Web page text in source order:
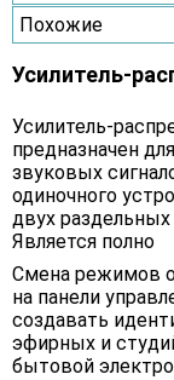
Похожие
Усилитель-
Усилитель-
предназначен
звуковых
одиночного
двух раздельных
Является полно
Смена режимов
на панели
создавать
эфирных и
бытовой